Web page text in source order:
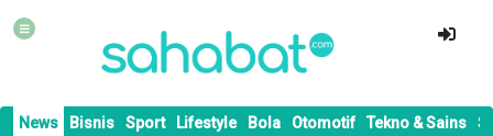
News Bisnis Sport Lifestyle Bola Otomotif Tekno & Sains